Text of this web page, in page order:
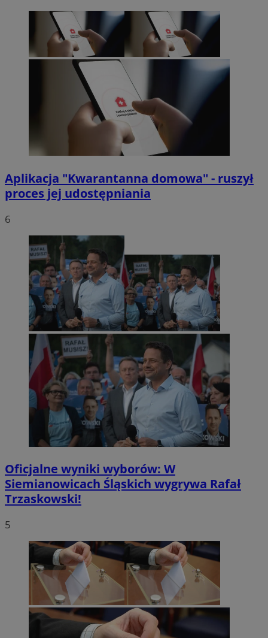
Aplikacja "Kwarantanna domowa" - ruszył
proces jej udostępniania
6
Oficjalne wyniki wyborów: W
Siemianowicach Śląskich wygrywa Rafał
Trzaskowski!
5